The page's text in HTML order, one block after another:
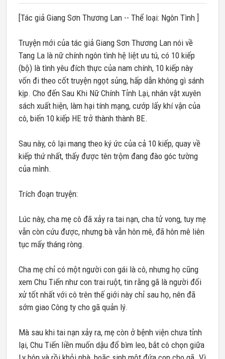
[Tác giả Giang Sơn Thương Lan -- Thể loại: Ngôn Tình ]
Truyện mới của tác giả Giang Sơn Thương Lan nói về
Tang La là nữ chính ngôn tình hệ liệt ưu tú, có 10 kiếp
(bộ) là tình yêu đích thực của nam chính, 10 kiếp này
vốn đi theo cốt truyện ngọt sủng, hấp dẫn không gì sánh
kịp. Cho đến Sau Khi Nữ Chính Tỉnh Lại, nhân vật xuyên
sách xuất hiện, làm hại tính mạng, cướp lấy khí vận của
cô, biến 10 kiếp HE trở thành thành BE.
Sau này, cô lại mang theo ký ức của cả 10 kiếp, quay về
kiếp thứ nhất, thấy được tên trộm đang đào góc tường
của mình.
Trích đoạn truyện:
Lúc này, cha mẹ cô đã xảy ra tai nạn, cha tử vong, tuy mẹ
vẫn còn cứu được, nhưng bà vẫn hôn mê, đã hôn mê liên
tục mấy tháng ròng.
Cha mẹ chỉ có một người con gái là cô, nhưng họ cũng
xem Chu Tiến như con trai ruột, tin rằng gã là người đối
xử tốt nhất với cô trên thế giới này chỉ sau họ, nên đã
sớm giao Công ty cho gã quản lý.
Mà sau khi tai nạn xảy ra, mẹ còn ở bệnh viện chưa tỉnh
lại, Chu Tiến liền muốn dậu đổ bìm leo, bắt cô chọn giữa